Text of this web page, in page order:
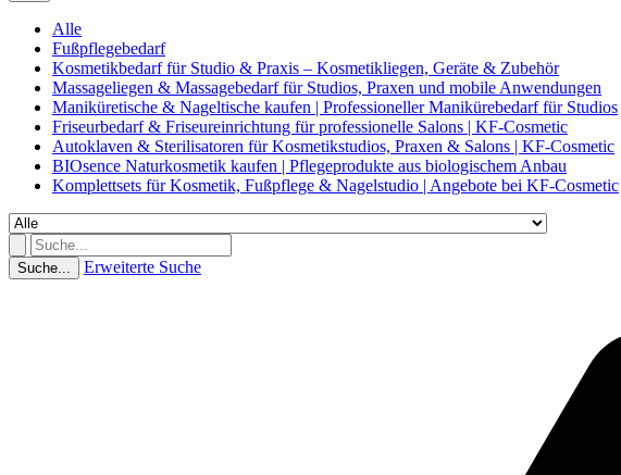
Alle
Fußpflegebedarf
Kosmetikbedarf für Studio & Praxis – Kosmetikliegen, Geräte & Zubehör
Massageliegen & Massagebedarf für Studios, Praxen und mobile Anwendungen
Maniküretische & Nageltische kaufen | Professioneller Manikürebedarf für Studios
Friseurbedarf & Friseureinrichtung für professionelle Salons | KF-Cosmetic
Autoklaven & Sterilisatoren für Kosmetikstudios, Praxen & Salons | KF-Cosmetic
BIOsence Naturkosmetik kaufen | Pflegeprodukte aus biologischem Anbau
Komplettsets für Kosmetik, Fußpflege & Nagelstudio | Angebote bei KF-Cosmetic
Suche... Erweiterte Suche